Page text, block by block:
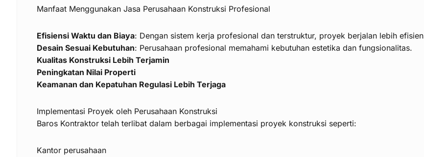
Manfaat Menggunakan Jasa Perusahaan Konstruksi Profesional
Efisiensi Waktu dan Biaya: Dengan sistem kerja profesional dan terstruktur, proyek berjalan lebih
Desain Sesuai Kebutuhan: Perusahaan profesional memahami kebutuhan estetika dan fungsionalitas.
Kualitas Konstruksi Lebih Terjamin
Peningkatan Nilai Properti
Keamanan dan Kepatuhan Regulasi Lebih Terjaga
Implementasi Proyek oleh Perusahaan Konstruksi
Baros Kontraktor telah terlibat dalam berbagai implementasi proyek konstruksi seperti:
Kantor perusahaan